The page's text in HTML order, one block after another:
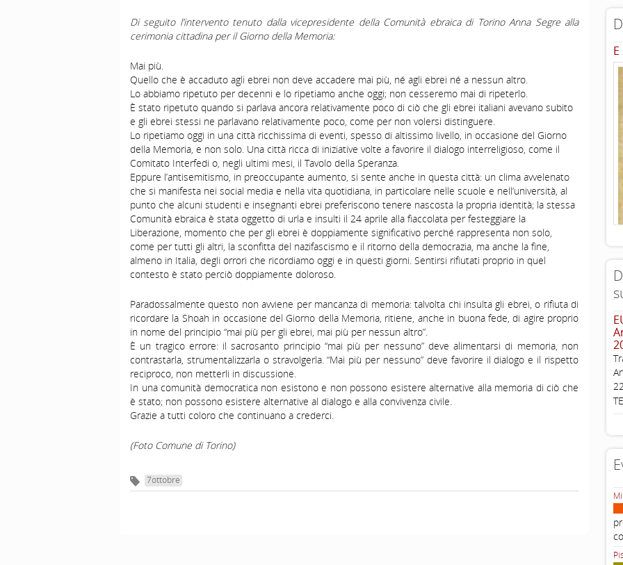
Di seguito l’intervento tenuto dalla vicepresidente della Comunità ebraica di Torino Anna Segre alla
cerimonia cittadina per il Giorno della Memoria:
Mai più.
Quello che è accaduto agli ebrei non deve accadere mai più, né agli ebrei né a nessun altro.
Lo abbiamo ripetuto per decenni e lo ripetiamo anche oggi; non cesseremo mai di ripeterlo.
È stato ripetuto quando si parlava ancora relativamente poco di ciò che gli ebrei italiani avevano subito
e gli ebrei stessi ne parlavano relativamente poco, come per non volersi distinguere.
Lo ripetiamo oggi in una città ricchissima di eventi, spesso di altissimo livello, in occasione del Giorno
della Memoria, e non solo. Una città ricca di iniziative volte a favorire il dialogo interreligioso, come il
Comitato Interfedi o, negli ultimi mesi, il Tavolo della Speranza.
Eppure l’antisemitismo, in preoccupante aumento, si sente anche in questa città: un clima avvelenato
che si manifesta nei social media e nella vita quotidiana, in particolare nelle scuole e nell’università, al
punto che alcuni studenti e insegnanti ebrei preferiscono tenere nascosta la propria identità; la stessa
Comunità ebraica è stata oggetto di urla e insulti il 24 aprile alla fiaccolata per festeggiare la
Liberazione, momento che per gli ebrei è doppiamente significativo perché rappresenta non solo,
come per tutti gli altri, la sconfitta del nazifascismo e il ritorno della democrazia, ma anche la fine,
almeno in Italia, degli orrori che ricordiamo oggi e in questi giorni. Sentirsi rifiutati proprio in quel
contesto è stato perciò doppiamente doloroso.
Paradossalmente questo non avviene per mancanza di memoria: talvolta chi insulta gli ebrei, o rifiuta di
ricordare la Shoah in occasione del Giorno della Memoria, ritiene, anche in buona fede, di agire proprio
in nome del principio “mai più per gli ebrei, mai più per nessun altro”.
È un tragico errore: il sacrosanto principio “mai più per nessuno” deve alimentarsi di memoria, non
contrastarla, strumentalizzarla o stravolgerla. “Mai più per nessuno” deve favorire il dialogo e il rispetto
reciproco, non metterli in discussione.
In una comunità democratica non esistono e non possono esistere alternative alla memoria di ciò che
è stato; non possono esistere alternative al dialogo e alla convivenza civile.
Grazie a tutti coloro che continuano a crederci.
(Foto Comune di Torino)
7ottobre
...